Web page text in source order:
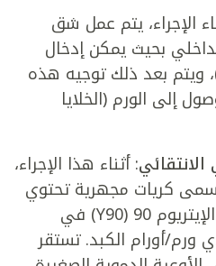
الإجراء، يتم عمل شق
بحيث يمكن إدخال
ويتم بعد ذلك توجيه هذه
إلى الورم (الخلايا
: أثناء هذا الإجراء،
كريات مجهرية تحتوي
على مادة مشعة تسمى الإيتريوم 90 (Y90) في
ورم/أورام الكبد. تستقر